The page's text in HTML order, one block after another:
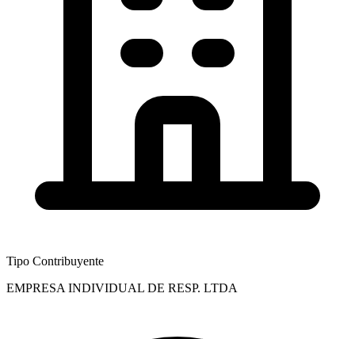
Tipo Contribuyente
EMPRESA INDIVIDUAL DE RESP. LTDA